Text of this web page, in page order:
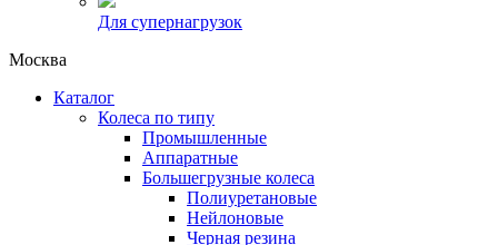
Для супернагрузок
Москва
Каталог
Колеса по типу
Промышленные
Аппаратные
Большегрузные колеса
Полиуретановые
Нейлоновые
Черная резина